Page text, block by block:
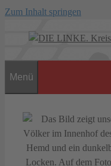
Zum Inhalt springen
Menü